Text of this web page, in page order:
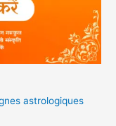
astrologiques